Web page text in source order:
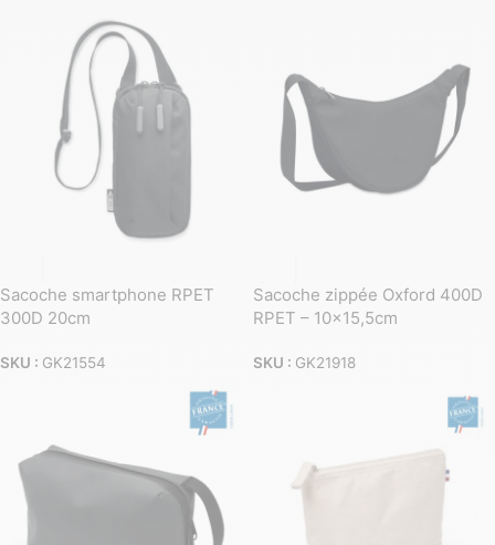
Sacoche smartphone RPET
300D 20cm
SKU : GK21554
Sacoche zippée Oxford 400D
RPET – 10×15,5cm
SKU : GK21918